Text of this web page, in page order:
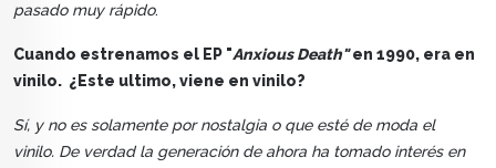
pasado muy rápido.
Cuando estrenamos el EP "Anxious Death"en 1990, era en
vinilo. ¿Este ultimo, viene en vinilo?
Sí, y no es solamente por nostalgia o que esté de moda el
vinilo. De verdad la generación de ahora ha tomado interés en